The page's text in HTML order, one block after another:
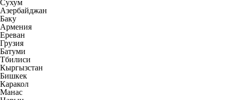
Сухум
Азербайджан
Баку
Армения
Ереван
Грузия
Батуми
Тбилиси
Кыргызстан
Бишкек
Каракол
Манас